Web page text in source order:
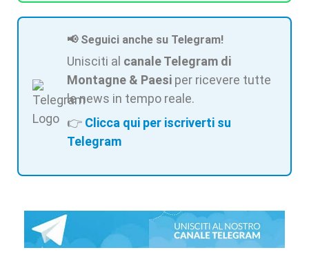
📢 Seguici anche su Telegram!
Unisciti al canale Telegram di
Montagne & Paesi per ricevere tutte
le news in tempo reale.
👉 Clicca qui per iscriverti su
Telegram